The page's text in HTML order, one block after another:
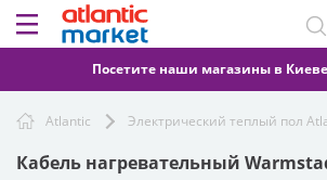
Посетите наши магазины в
Atlantic Электрический теплый пол
Кабель нагревательный